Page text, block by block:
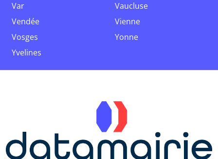
Var
Vaucluse
Vendée
Vienne
Vosges
Yonne
Yvelines